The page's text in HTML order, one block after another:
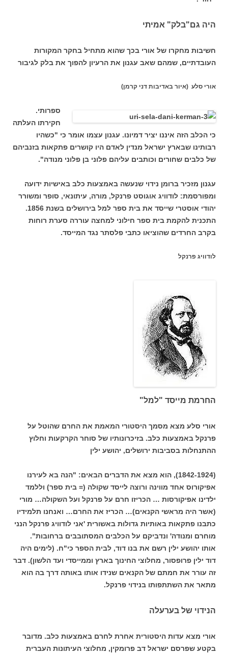
היה גם"בלק" אמיתי
חשיבות מחקרו של אורי בכך שהוא מתחיל בחקר המקורות
העובדתיים, שמהם שאב עגנון את הרעיון להפוך את בלק לגיבור
אורי סלע (איור באדיבות דני קרמן)
ספרותי.
חקירתו העלתה
כי הכלב הזה איננו יציר דמיונו. עגנון עצמו אומר כי "כשהיו
רבותינו שבארץ ישראל מנדין לאדם היו קושרים פתקאות בזנביהם
של כלבים שחורים וכותבים עליהם פלוני בן פלוני מנודה".
עגנון מזכיר ברומן נידוי שנעשה באמצעות כלב באישיות ידועה
ומפורסמת: לודוויג אוגוסט פרנקל, מורה, עיתונאי, סופר ומשורר
יהודי אוסטרי שייסד את בית ספר למל בירושלים בשנת 1856.
התכנית להקמת בית ספר חילוני למחצה עוררה סערת רוחות
בקרב החרדים שהוציאו כתבי פלסתר נגד המייסד.
לודוויג פרנקל
החרמת מייסד "למל"
אורי סלע מצא מסמך היסטורי המאמת את החרם שהוטל על
פרנקל באמצעות כלב. בזיכרונותיו של סוחר הקרקעות וחלוץ
ההתנחלות בסביבות ירושלים, יהושע ילין
(1842-1924), הוא מצא את הדברים הבאים: "הנה בא לעירנו
אפיקורוס אחד מווינה ורוצה לייסד שקולה (= בית ספר) וללמד
ילדינו אפיקורסות … הכריזו חרם על פרנקל ועל השקולה… מורי
(אשר היה מראשי הקנאים)… הכריז את החרם… ואנחנו תלמידיו
כתבנו פתקאות באותיות גדולות באשורית 'אני לודוויג פרנקל הנני
מוחרם ומנודה' ונדביקם על הכלבים המסתובבים ברחובות".
אותו יהושע ילין רשם את בנו דוד, לבית הספר כי"ח. (לימים היה
דוד ילין פרופסור, מחלוצי החינוך בארץ וממייסדי ועד הלשון). דבר
זה עורר את חמתם של הקנאים שנידו אותו באותה דרך בה הוא
מתאר את השתתפותו בנידוי פרנקל.
הנידוי של בערעלה
אורי מצא עדות היסטורית אחרת לחרם באמצעות כלב. מדובר
בקטע שפרסם ישראל דב פרומקין, מחלוצי העיתונות העברית